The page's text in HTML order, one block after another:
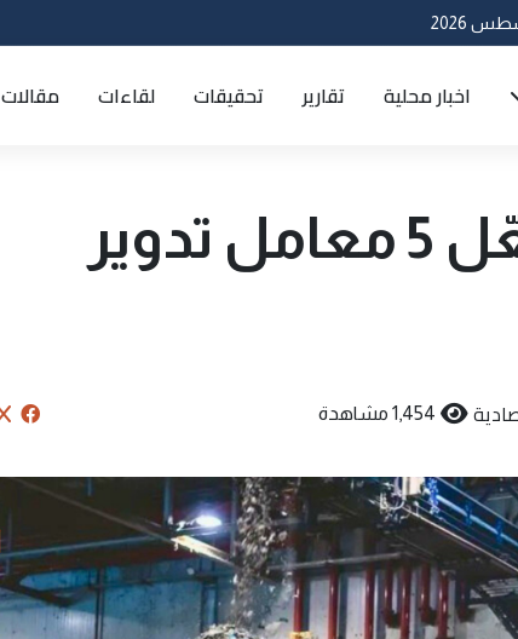
اخبار محلية تقارير تحقيقات لقاءات مقالات
وزارة الصناعة تُفعّل 5 معامل تدوير
1,454 مشاهدة